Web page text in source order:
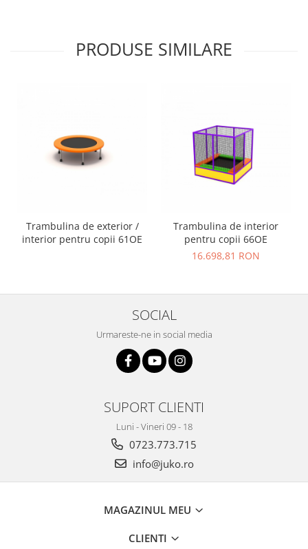
PRODUSE SIMILARE
Trambulina de exterior /
interior pentru copii 61OE
Trambulina de interior
pentru copii 66OE
16.698,81 RON
SOCIAL
Urmareste-ne in social media
SUPORT CLIENTI
Luni - Vineri 09 - 18
0723.773.715
info@juko.ro
MAGAZINUL MEU
CLIENTI